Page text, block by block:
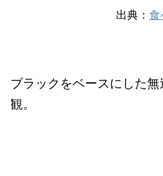
出典： 食
ブラックをベースにした
観。